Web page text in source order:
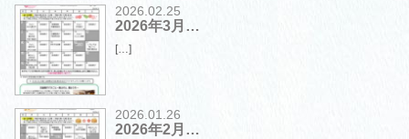
2026.02.25
2026年3月…
[…]
2026.01.26
2026年2月…